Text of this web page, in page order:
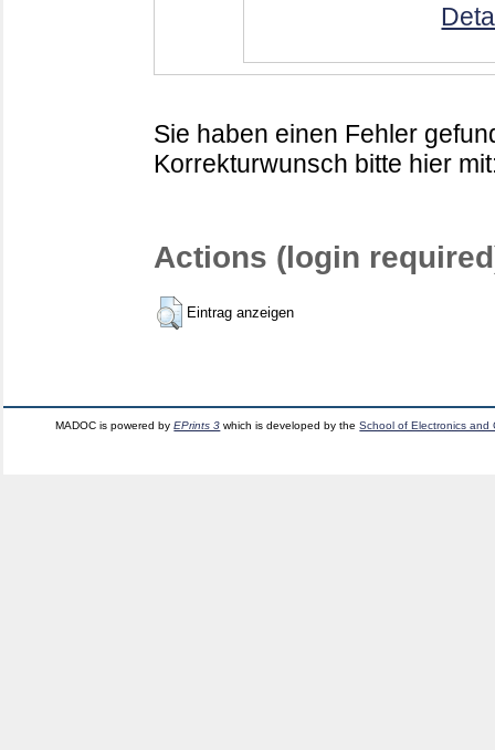
Sie haben einen Fehler
Korrekturwunsch bitte hier
Actions (login
Eintrag anzeigen
MADOC is powered byEPrints 3 which is developed by theSchool of Electronics and